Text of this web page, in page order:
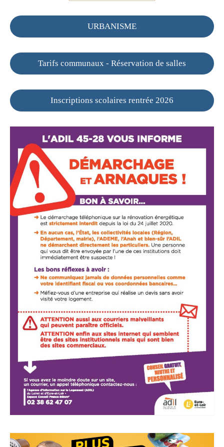
URBANISME
Tarifs communaux - Réservation de salles
Inscriptions scolaires rentrée 2026